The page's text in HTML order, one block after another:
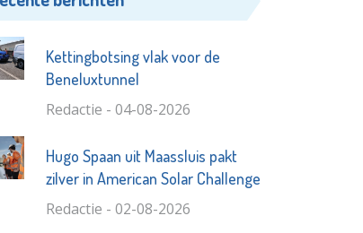
Kettingbotsing vlak voor de
Beneluxtunnel
Redactie - 04-08-2026
Hugo Spaan uit Maassluis pakt
zilver in American Solar Challenge
Redactie - 02-08-2026